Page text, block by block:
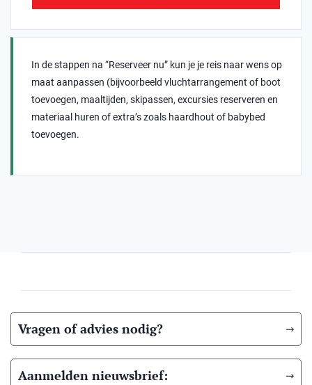
In de stappen na “Reserveer nu” kun je je reis naar wens op
maat aanpassen (bijvoorbeeld vluchtarrangement of boot
toevoegen, maaltijden, skipassen, excursies reserveren en
materiaal huren of extra’s zoals haardhout of babybed
toevoegen.
Vragen of advies nodig?
Aanmelden nieuwsbrief: